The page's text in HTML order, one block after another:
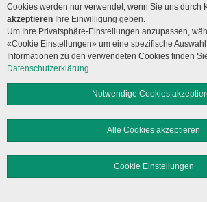
Impressum Disclaimer Datenschutz
© 2026 Insel Gruppe AG
Cookies werden nur verwendet, wenn Sie uns durch
akzeptieren Ihre Einwilligung geben.
Um Ihre Privatsphäre-Einstellungen anzupassen,
«Cookie Einstellungen» um eine spezifische
Informationen zu den verwendeten Cookies finden
Datenschutzerklärung.
Notwendige Cookies
Alle Cookies akzeptieren
Cookie Einstellungen